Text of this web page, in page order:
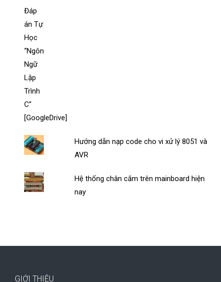
Hướng dẫn nạp code cho vi xử lý 8051 và
AVR
Hệ thống chân cắm trên mainboard hiện
nay
GIỚI THIỆU